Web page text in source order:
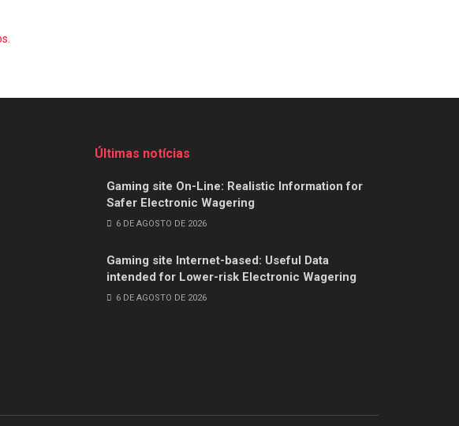
Últimas notícias
Gaming site On-Line: Realistic Information for
Safer Electronic Wagering
6 DE AGOSTO DE 2026
Gaming site Internet-based: Useful Data
intended for Lower-risk Electronic Wagering
6 DE AGOSTO DE 2026